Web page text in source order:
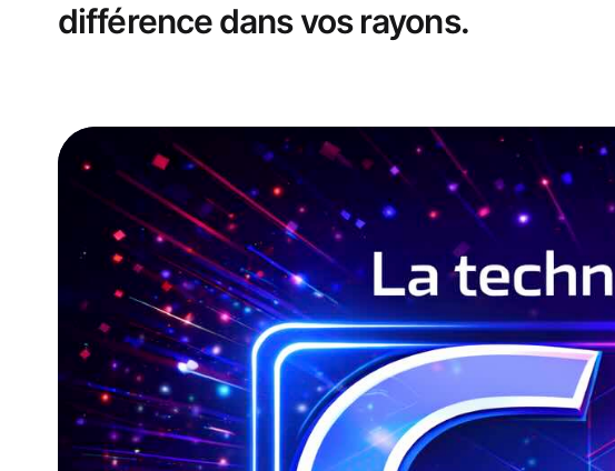
différence dans vos rayons.